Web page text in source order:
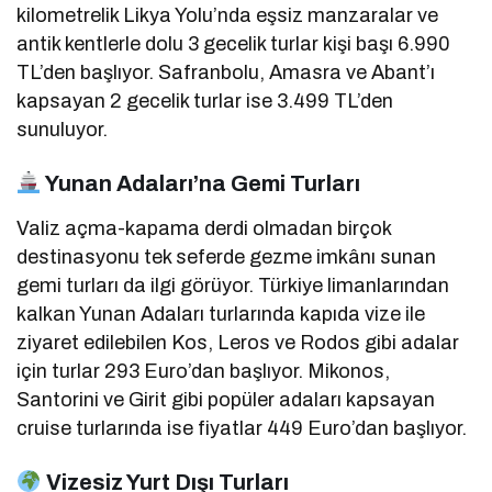
kilometrelik Likya Yolu’nda eşsiz manzaralar ve
antik kentlerle dolu 3 gecelik turlar kişi başı 6.990
TL’den başlıyor. Safranbolu, Amasra ve Abant’ı
kapsayan 2 gecelik turlar ise 3.499 TL’den
sunuluyor.
Yunan Adaları’na Gemi Turları
Valiz açma-kapama derdi olmadan birçok
destinasyonu tek seferde gezme imkânı sunan
gemi turları da ilgi görüyor. Türkiye limanlarından
kalkan Yunan Adaları turlarında kapıda vize ile
ziyaret edilebilen Kos, Leros ve Rodos gibi adalar
için turlar 293 Euro’dan başlıyor. Mikonos,
Santorini ve Girit gibi popüler adaları kapsayan
cruise turlarında ise fiyatlar 449 Euro’dan başlıyor.
Vizesiz Yurt Dışı Turları